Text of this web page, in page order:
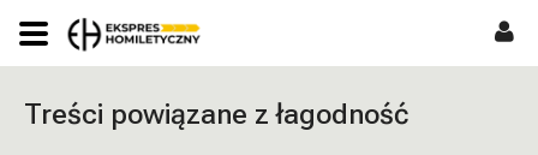
Treści powiązane z łagodność